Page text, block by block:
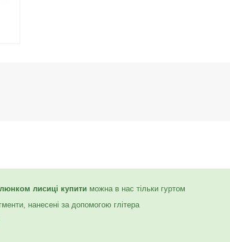
лисиці купити можна в нас тільки гуртом
нанесені за допомогою глітера